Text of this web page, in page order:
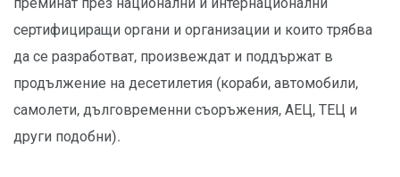
преминат през национални и интернационални
сертифициращи органи и организации и които трябва
да се разработват, произвеждат и поддържат в
продължение на десетилетия (кораби, автомобили,
самолети, дълговременни съоръжения, АЕЦ, ТЕЦ и
други подобни).